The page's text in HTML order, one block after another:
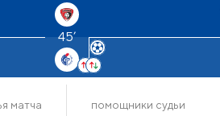
45’
матча помощники судьи